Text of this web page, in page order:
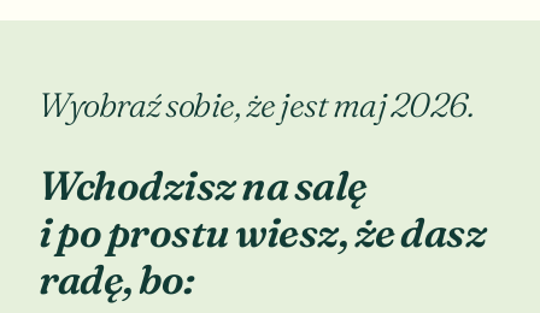
Wyobraź sobie, że jest maj 2026.
Wchodzisz na salę
i po prostu wiesz, że dasz
radę, bo: